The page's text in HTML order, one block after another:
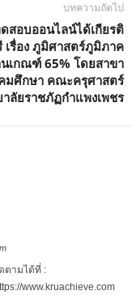
บทความถัดไป
สอบออนไลน์ได้เกียรติ
เรื่อง ภูมิศาสตร์ภูมิภาค
เกณฑ์ 65% โดยสาขา
มศึกษา คณะครุศาสตร์
ลัยราชภัฏกำแพงเพชร
ตามได้ที่ :
www.kruachieve.com